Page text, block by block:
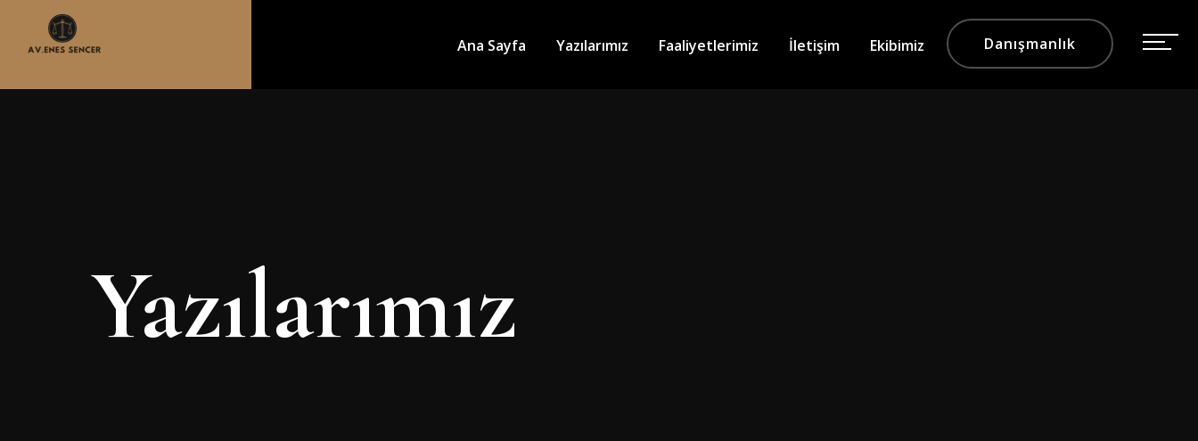
Ana Sayfa Yazılarımız Faaliyetlerimiz İletişim Ekibimiz Danışmanlık
Yazılarımız